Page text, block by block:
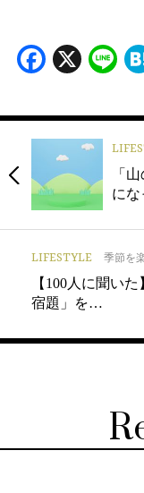
X
「
に
LIFESTYLE 季節を
【100人に聞い
宿題」を…